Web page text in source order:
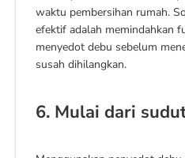
waktu pembersihan rumah.
efektif adalah memindahkan
menyedot debu sebelum
susah dihilangkan.
6. Mulai dari